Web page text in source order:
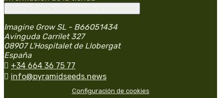
Imagine Grow SL - B66051434
Avinguda Carrilet 327
08907 L'Hospitalet de Llobergat
España
 +34 664 36 75 77
 info@pyramidseeds.news
Configuración de cookies